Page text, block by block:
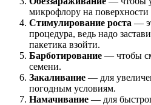
микрофлору на поверхности
Стимулирование роста —
процедура, ведь надо
пакетика взойти.
Барботирование — чтобы
семени.
Закаливание — для
погодным условиям.
Намачивание — для